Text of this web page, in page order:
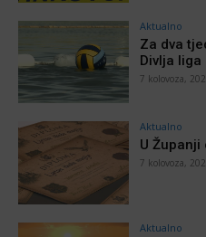
Aktualno
Za dva
Divlja liga
7 kolovoza,
Aktualno
U
7 kolovoza,
Aktualno